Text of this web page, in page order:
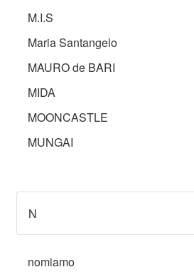
M.I.S
Maria Santangelo
MAURO de BARI
MIDA
MOONCASTLE
MUNGAI
N
nomiamo